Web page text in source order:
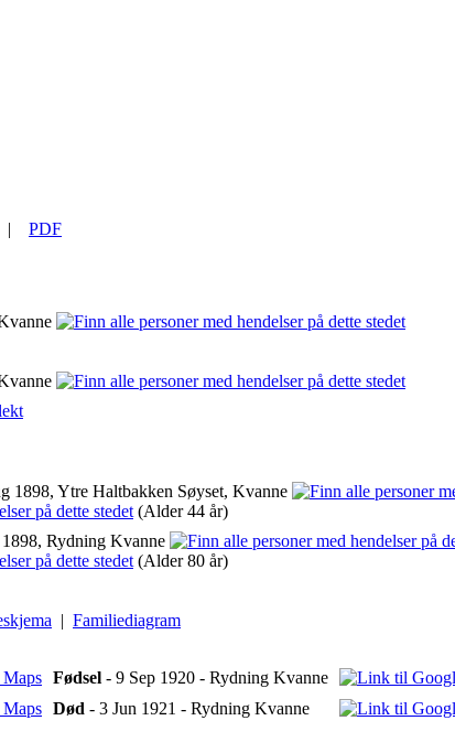
| PDF
1898, Ytre Haltbakken Søyset, Kvanne
(Alder 44 år)
1898, Rydning Kvanne
(Alder 80 år)
| Familiediagram
Fødsel - 9 Sep 1920 - Rydning Kvanne
Død - 3 Jun 1921 - Rydning Kvanne